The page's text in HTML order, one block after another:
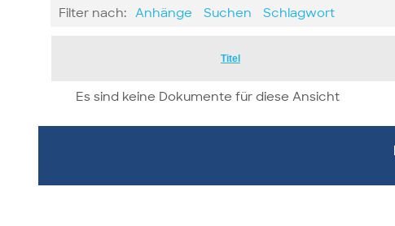
Filter nach: Anhänge Suchen Schlagwort
Titel
Es sind keine Dokumente für diese Ansicht